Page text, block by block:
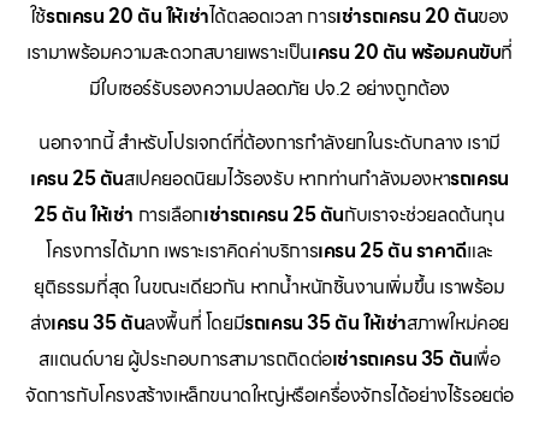
ใช้รถเครน 20 ตัน ให้เช่าได้ตลอดเวลา การเช่ารถเครน 20 ตันของ
เรามาพร้อมความสะดวกสบายเพราะเป็นเครน 20 ตัน พร้อมคนขับที่
มีใบเซอร์รับรองความปลอดภัย ปจ.2 อย่างถูกต้อง
นอกจากนี้ สำหรับโปรเจกต์ที่ต้องการกำลังยกในระดับกลาง เรามี
เครน 25 ตันสเปคยอดนิยมไว้รองรับ หากท่านกำลังมองหารถเครน
25 ตัน ให้เช่า การเลือกเช่ารถเครน 25 ตันกับเราจะช่วยลดต้นทุน
โครงการได้มาก เพราะเราคิดค่าบริการเครน 25 ตัน ราคาดีและ
ยุติธรรมที่สุด ในขณะเดียวกัน หากน้ำหนักชิ้นงานเพิ่มขึ้น เราพร้อม
ส่งเครน 35 ตันลงพื้นที่ โดยมีรถเครน 35 ตัน ให้เช่าสภาพใหม่คอย
สแตนด์บาย ผู้ประกอบการสามารถติดต่อเช่ารถเครน 35 ตันเพื่อ
จัดการกับโครงสร้างเหล็กขนาดใหญ่หรือเครื่องจักรได้อย่างไร้รอยต่อ